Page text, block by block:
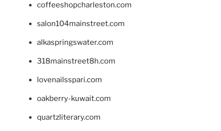
coffeeshopcharleston.com
salon104mainstreet.com
alkaspringswater.com
318mainstreet8h.com
lovenailsspari.com
oakberry-kuwait.com
quartzliterary.com